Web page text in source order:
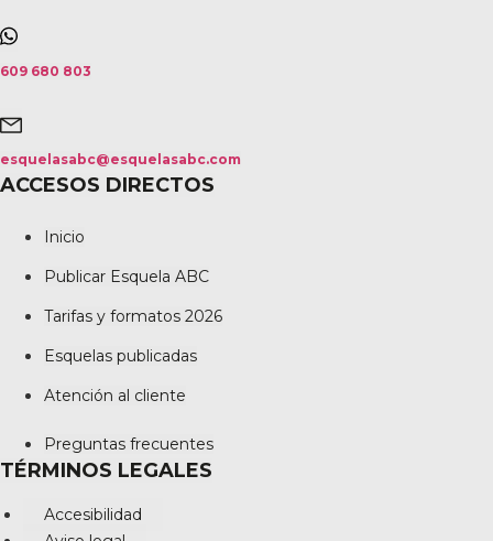
609 680 803
esquelasabc@esquelasabc.com
ACCESOS DIRECTOS
Inicio
Publicar Esquela ABC
Tarifas y formatos 2026
Esquelas publicadas
Atención al cliente
Preguntas frecuentes
TÉRMINOS LEGALES
Accesibilidad